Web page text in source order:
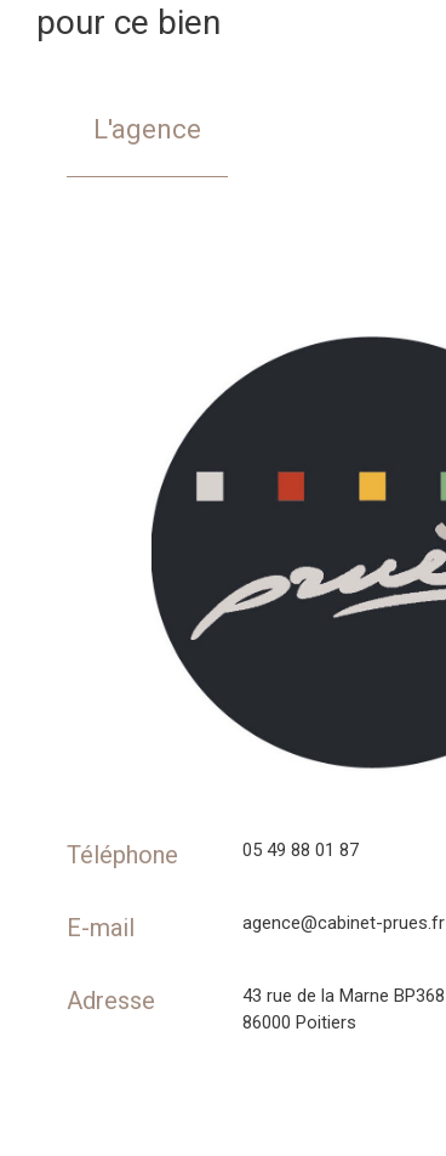
pour ce bien
L'agence
Téléphone 05 49 88 01 87
E-mail agence@cabinet-prues.fr
Adresse
43 rue de la Marne BP368
86000 Poitiers